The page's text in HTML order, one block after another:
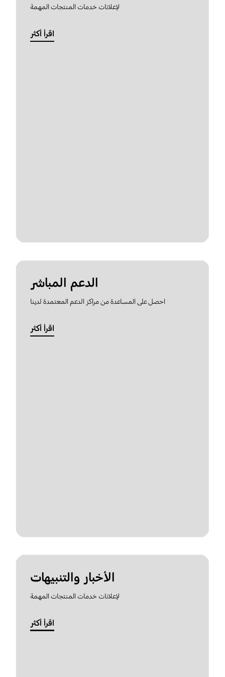
لإعلانات خدمات المنتجات المهمة
اقرأ أكثر
الدعم المباشر
احصل على المساعدة من مراكز الدعم المعتمدة لدينا
اقرأ أكثر
الأخبار والتنبيهات
لإعلانات خدمات المنتجات المهمة
اقرأ أكثر